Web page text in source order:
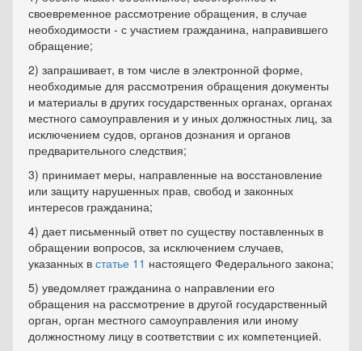
своевременное рассмотрение обращения, в случае
необходимости - с участием гражданина, направившего
обращение;
2) запрашивает, в том числе в электронной форме,
необходимые для рассмотрения обращения документы
и материалы в других государственных органах, органах
местного самоуправления и у иных должностных лиц, за
исключением судов, органов дознания и органов
предварительного следствия;
3) принимает меры, направленные на восстановление
или защиту нарушенных прав, свобод и законных
интересов гражданина;
4) дает письменный ответ по существу поставленных в
обращении вопросов, за исключением случаев,
указанных в статье 11 настоящего Федерального закона;
5) уведомляет гражданина о направлении его
обращения на рассмотрение в другой государственный
орган, орган местного самоуправления или иному
должностному лицу в соответствии с их компетенцией.